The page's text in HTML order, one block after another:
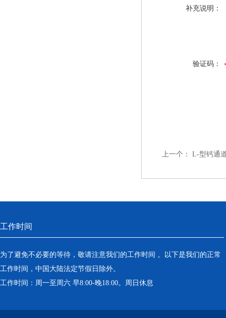
补充说明：
验证码：
上一个： L-型钙通
工作时间
为了避免不必要的等待，敬请注意我们的工作时间 。以下是我们的正常
工作时间，中国大陆法定节假日除外。
工作时间：周一至周六 早8:00-晚18:00。周日休息